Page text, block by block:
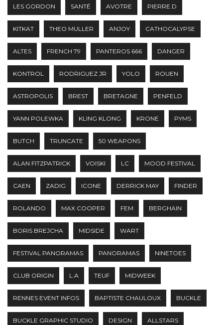
LES GORDON SANTÉ AVOTRE PIERRE.D
KITKAT THEO MULLER ANJOY CATHOCALYPSE
ALTES FRENCH 79 PANTEROS 666 DANGER
KONTROL RODRIGUEZ JR YOLO ROUEN
ASTROPOLIS BREST BRETAGNE PENFELD
YANN POLEWKA KLING KLONG KRONE PYMS
BUTCH TRUNCATE 50 WEAPONS
ALAN FITZPATRICK VOISKI LC MOOD FESTIVAL
CAEN ZADIG ICONE DERRICK MAY FINDER
ROLANDO MAX COOPER FEM BERGHAIN
BORIS BREJCHA MIDSIDE WART
FESTIVAL PANORAMAS PANORAMAS NINETOES
CLUB ORIGIN L.A TEUF MIDWEEK
RENNES EVENT INFOS BAPTISTE CHAULOUX BUCKLE
BUCKLE GRAPHIC STUDIO DESIGN ALLSTARS